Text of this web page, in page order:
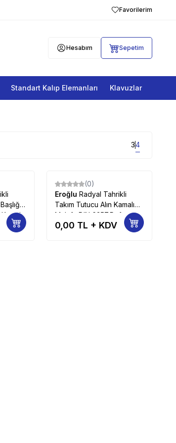
Favorilerim
Hesabım Sepetim
Standart Kalıp Elemanları Klavuzlar
34
(0)
Eroğlu Radyal Tahrikli
Takım Tutucu Alın Kamalı
Malafa DIN 6357,Referans
Kamalı 37
0,00 TL + KDV